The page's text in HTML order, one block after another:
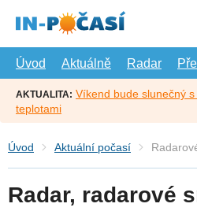
hlavní
Úvod
Aktuálně Radar
AKTUALITA: Víkend bude slunečný
teplotami
Úvod Aktuální počasí
Radar, radarové